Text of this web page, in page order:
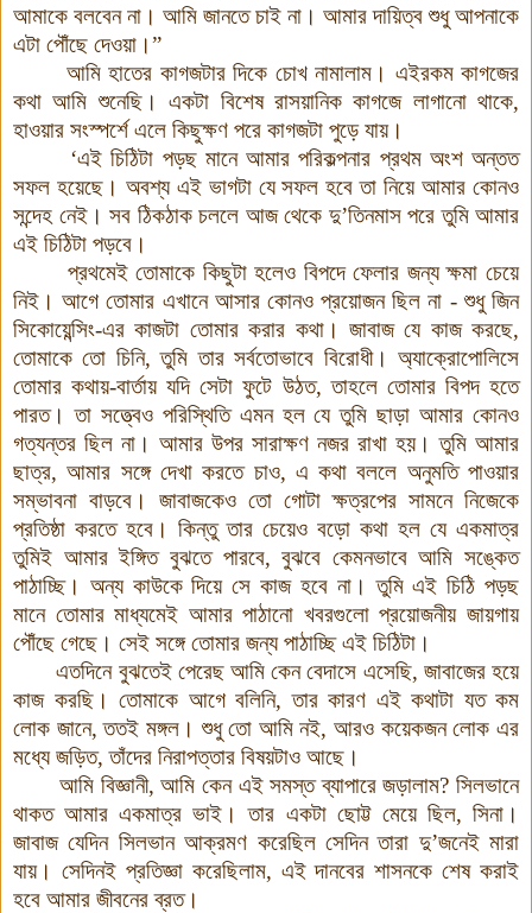
আমাকে বলবেন না। আমি জানতে চাই না। আমার দায়িত্ব শুধু আপনাকে
এটা পৌঁছে দেওয়া।”
আমি হাতের কাগজটার দিকে চোখ নামালাম। এইরকম কাগজের
কথা আমি শুনেছি। একটা বিশেষ রাসয়ানিক কাগজে লাগানো থাকে,
হাওয়ার সংস্পর্শে এলে কিছুক্ষণ পরে কাগজটা পুড়ে যায়।
‘এই চিঠিটা পড়ছ মানে আমার পরিকল্পনার প্রথম অংশ অন্তত
সফল হয়েছে। অবশ্য এই ভাগটা যে সফল হবে তা নিয়ে আমার কোনও
সন্দেহ নেই। সব ঠিকঠাক চললে আজ থেকে দু’তিনমাস পরে তুমি আমার
এই চিঠিটা পড়বে ।
প্রথমেই তোমাকে কিছুটা হলেও বিপদে ফেলার জন্য ক্ষমা চেয়ে
নিই। আগে তোমার এখানে আসার কোনও প্রয়োজন ছিল না - শুধু জিন
সিকোয়েন্সিং-এর কাজটা তোমার করার কথা। জাবাজ যে কাজ করছে,
তোমাকে তো চিনি, তুমি তার সর্বতোভাবে বিরোধী। অ্যাক্রোপোলিসে
তোমার কথায়-বার্তায় যদি সেটা ফুটে উঠত, তাহলে তোমার বিপদ হতে
পারত।তা সত্ত্বেও পরিস্থিতি এমন হল যে তুমি ছাড়া আমার কোনও
গত্যন্তর ছিল না । আমার উপর সারাক্ষণ নজর রাখা হয়। তুমি আমার
ছাত্র, আমার সঙ্গে দেখা করতে চাও, এ কথা বললে অনুমতি পাওয়ার
সম্ভাবনা বাড়বে। জাবাজকেও তো গোটা ক্ষত্রপের সামনে নিজেকে
প্রতিষ্ঠা করতে হবে। কিন্তু তার চেয়েও বড়ো কথা হল যে একমাত্র
তুমিই আমার ইঙ্গিত বুঝতে পারবে, বুঝবে কেমনভাবে আমি সঙ্কেত
পাঠাচ্ছি। অন্য কাউকে দিয়ে সে কাজ হবে না। তুমি এই চিঠি পড়ছ
মানে তোমার মাধ্যমেই আমার পাঠানো খবরগুলো প্রয়োজনীয় জায়গায়
পৌঁছে গেছে। সেই সঙ্গে তোমার জন্য পাঠাচ্ছি এই চিঠিটা।
এতদিনে বুঝতেই পেরেছ আমি কেন বেদাসে এসেছি, জাবাজের হয়ে
কাজ করছি। তোমাকে আগে বলিনি, তার কারণ এই কথাটা যত কম
লোক জানে, ততই মঙ্গল। শুধু তো আমি নই, আরও কয়েকজন লোক এর
মধ্যে জড়িত, তাঁদের নিরাপত্তার বিষয়টাও আছে।
আমি বিজ্ঞানী, আমি কেন এই সমস্ত ব্যাপারে জড়ালাম? সিলভানে
থাকত আমার একমাত্র ভাই ।তার একটা ছোট্ট মেয়ে ছিল, সিনা।
জাবাজ যেদিন সিলভান আক্রমণ করেছিল সেদিন তারা দু’জনেই মারা
যায়। সেদিনই প্রতিজ্ঞা করেছিলাম, এই দানবের শাসনকে শেষ করাই
হবে আমার জীবনের ব্রত।